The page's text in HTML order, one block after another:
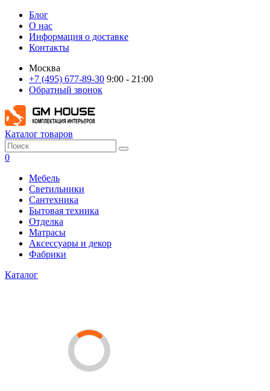
Блог
О нас
Информация о доставке
Контакты
Москва
+7 (495) 677-89-30 9:00 - 21:00
Обратный звонок
Каталог товаров
0
Мебель
Светильники
Сантехника
Бытовая техника
Отделка
Матрасы
Аксессуары и декор
Фабрики
Каталог